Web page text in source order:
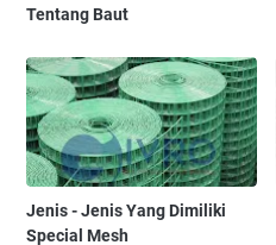
Tentang Baut
Jenis - Jenis Yang Dimiliki
Special Mesh